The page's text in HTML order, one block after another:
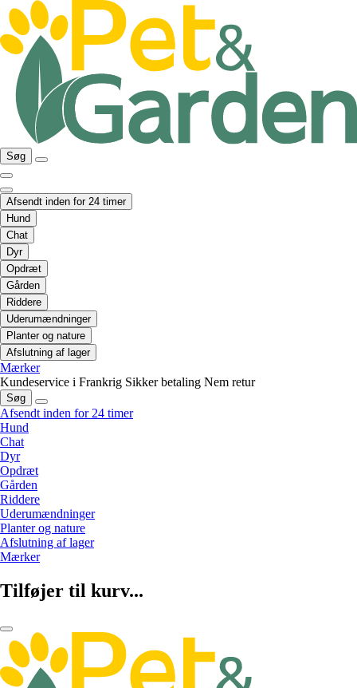
Søg
Afsendt inden for 24 timer
Hund
Chat
Dyr
Opdræt
Gården
Riddere
Uderumændninger
Planter og nature
Afslutning af lager
Mærker
Kundeservice i Frankrig Sikker betaling Nem retur
Søg
Afsendt inden for 24 timer
Hund
Chat
Dyr
Opdræt
Gården
Riddere
Uderumændninger
Planter og nature
Afslutning af lager
Mærker
Tilføjer til kurv...